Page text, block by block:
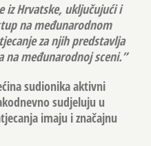
iz Hrvatske, uključujući i
na međunarodnom
za njih predstavlja
na međunarodnoj sceni.”
sudionika aktivni
sudjeluju u
imaju i značajnu